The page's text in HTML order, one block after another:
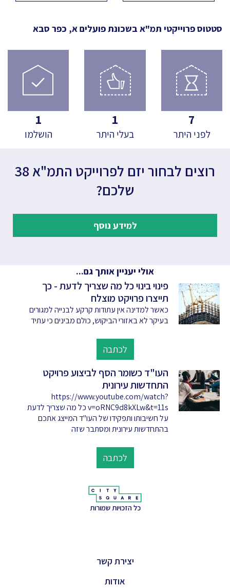
סטטוס פרוייקטי תמ"א בשכונת פועלים א, כפר סבא
7
לפני היתר
1
בעלי היתר
1
הושלמו
רוצים לבחור יזם לפרוייקט התמ"א 38
שלכם?
למידע נוסף
אולי יעניין אותך גם...
פינוי בינוי כל מה שצריך לדעת - כך
תייצרו פרויקט מוצלח
כאשר למדינה אין עתודות קרקע לבנייה למגורים
בעיקר לא באזורי הביקוש, כולם מבינים כי עתיד
לכתבה
העו"ד כשומר הסף לביצוע פרויקט
התחדשות עירונית
https://www.youtube.com/watch?
v=oRNC9d8kXLw&t=11s כל מה שצריך לדעת
על חשיבותו ותפקידו של העו"ד המייצג אתכם
בהתחדשות עירונית ומסתבר שזה
לכתבה
כל הזכויות שמורות
יצירת קשר
אודות